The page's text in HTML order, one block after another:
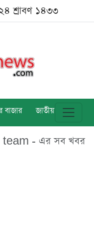
শ্রাবণ ১৪৩৩
বাজার জাতীয় বিশ্ব
- এর সব খবর